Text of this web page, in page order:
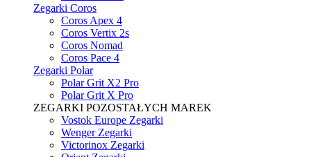
Zegarki Coros
Coros Apex 4
Coros Vertix 2s
Coros Nomad
Coros Pace 4
Zegarki Polar
Polar Grit X2 Pro
Polar Grit X Pro
ZEGARKI POZOSTAŁYCH MAREK
Vostok Europe Zegarki
Wenger Zegarki
Victorinox Zegarki